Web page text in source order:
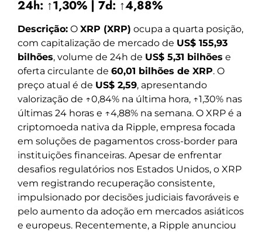
24h: ↑1,30% | 7d: ↑4,88%
Descrição: O XRP (XRP) ocupa a quarta posição,
com capitalização de mercado de US$ 155,93
bilhões, volume de 24h de US$ 5,31 bilhões e
oferta circulante de 60,01 bilhões de XRP. O
preço atual é de US$ 2,59, apresentando
valorização de ↑0,84% na última hora, ↑1,30% nas
últimas 24 horas e ↑4,88% na semana. O XRP é a
criptomoeda nativa da Ripple, empresa focada
em soluções de pagamentos cross-border para
instituições financeiras. Apesar de enfrentar
desafios regulatórios nos Estados Unidos, o XRP
vem registrando recuperação consistente,
impulsionado por decisões judiciais favoráveis e
pelo aumento da adoção em mercados asiáticos
e europeus. Recentemente, a Ripple anunciou